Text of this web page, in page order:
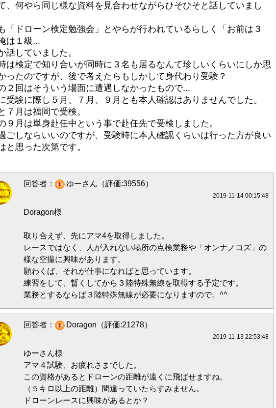
、何やら同じ様な資料を見合わせながらひそひそと話していまし
「ドローン検定勉強会」とやらが行われているらしく「お前は３
は１級...
話していました。
は検定で知り合いが同時に３名も居るなんて珍しいくらいにしか思
ったのですが、後で考えたらもしかして身代わり受験？
２回はそういう場面に遭遇しなかったもので...
受験に際し５月、７月、９月とも本人確認はありませんでした。
７月は福岡で受検。
９月は単身赴任中という事で赴任先で受検しました。
ごしならいいのですが、受験時に本人確認くらいは行った方が良い
と思った次第です。
回答者： ゆーさん（評価:39556）
2019-11-14 00:15:48
Doragon様
取り合えず、先にアマ4を取得しました。
レースではなく、人が入れない場所の点検業務や「オンナノコズ」の
様な空撮に興味があります。
願わくば、それが仕事になればと思っています。
練習をして、暫くしてから３陸特殊無線を取得する予定です。
業務とするならば３陸特殊無線が必要になりますので。^^
回答者： Doragon（評価:21278）
2019-11-13 22:53:48
ゆーさん様
アマ４試験、お疲れさまでした。
この資格があるとドローンの距離が遠くに飛ばせますね。
（５キロ以上の距離）間違っていたらすみません。
ドローンレースに興味があるとか？